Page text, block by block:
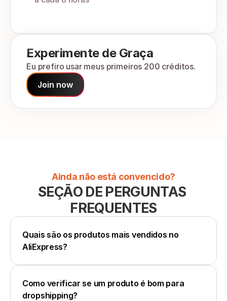
Experimente de Graça
Eu prefiro usar meus primeiros 200 créditos.
Join now
Ainda não está convencido?
SEÇÃO DE PERGUNTAS
FREQUENTES
Quais são os produtos mais vendidos no
AliExpress?
Como verificar se um produto é bom para
dropshipping?